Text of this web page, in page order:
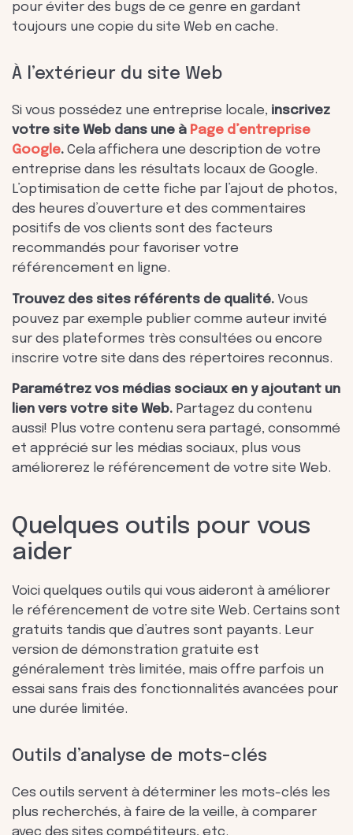
pour éviter des bugs de ce genre en gardant
toujours une copie du site Web en cache.
À l’extérieur du site Web
Si vous possédez une entreprise locale, inscrivez
votre site Web dans une à Page d’entreprise
Google. Cela affichera une description de votre
entreprise dans les résultats locaux de Google.
L’optimisation de cette fiche par l’ajout de photos,
des heures d’ouverture et des commentaires
positifs de vos clients sont des facteurs
recommandés pour favoriser votre
référencement en ligne.
Trouvez des sites référents de qualité. Vous
pouvez par exemple publier comme auteur invité
sur des plateformes très consultées ou encore
inscrire votre site dans des répertoires reconnus.
Paramétrez vos médias sociaux en y ajoutant un
lien vers votre site Web. Partagez du contenu
aussi! Plus votre contenu sera partagé, consommé
et apprécié sur les médias sociaux, plus vous
améliorerez le référencement de votre site Web.
Quelques outils pour vous
aider
Voici quelques outils qui vous aideront à améliorer
le référencement de votre site Web. Certains sont
gratuits tandis que d’autres sont payants. Leur
version de démonstration gratuite est
généralement très limitée, mais offre parfois un
essai sans frais des fonctionnalités avancées pour
une durée limitée.
Outils d’analyse de mots-clés
Ces outils servent à déterminer les mots-clés les
plus recherchés, à faire de la veille, à comparer